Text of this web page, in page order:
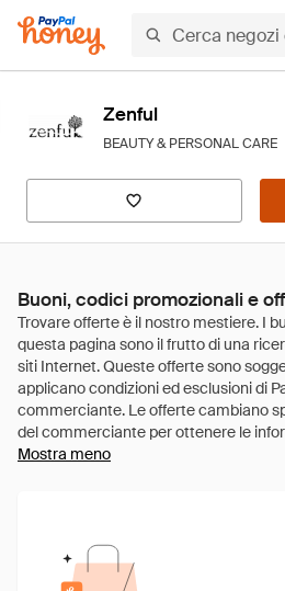
Zenful
BEAUTY & PERSONAL CARE
Buoni, codici promozionali e
Mostra meno